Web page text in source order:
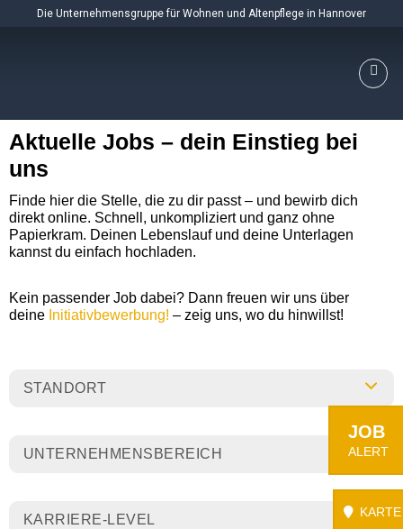
Die Unternehmensgruppe für Wohnen und Altenpflege in Hannover
Aktuelle Jobs – dein Einstieg bei
uns
Finde hier die Stelle, die zu dir passt – und bewirb dich
direkt online. Schnell, unkompliziert und ganz ohne
Papierkram. Deinen Lebenslauf und deine Unterlagen
kannst du einfach hochladen.
Kein passender Job dabei? Dann freuen wir uns über
deine Initiativbewerbung! – zeig uns, wo du hinwillst!
STANDORT
UNTERNEHMENSBEREICH
KARRIERE-LEVEL
JOB
ALERT
KARTE